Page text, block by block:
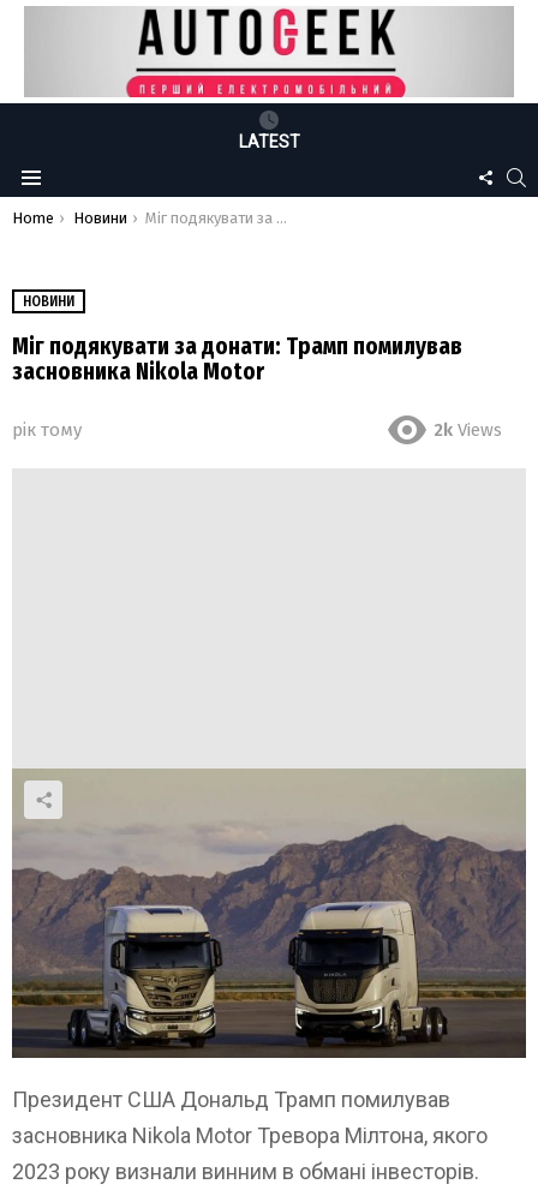
LATEST
Menu
US
You are here:
Home Новини Міг подякувати за донати: Трамп помилував засновника Nikola Motor
НОВИНИ
Міг подякувати за донати: Трамп помилував
засновника Nikola Motor
рік тому 2k Views
Президент США Дональд Трамп помилував
засновника Nikola Motor Тревора Мілтона, якого
2023 року визнали винним в обмані інвесторів.